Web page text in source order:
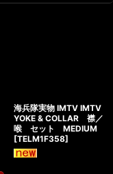
海兵隊実物 IMTV IMTV
YOKE & COLLAR 襟／
喉 セット MEDIUM
[TELM1F358]